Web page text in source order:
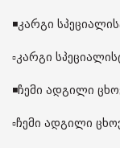
◾️კარგი
▫️კარგი
◾️ჩემი ადგილი
▫️ჩემი ადგილი